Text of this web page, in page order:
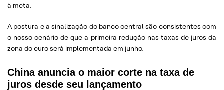
à meta.
A postura e a sinalização do banco central são consistentes com
o nosso cenário de que a primeira redução nas taxas de juros da
zona do euro será implementada em junho.
China anuncia o maior corte na taxa de
juros desde seu lançamento